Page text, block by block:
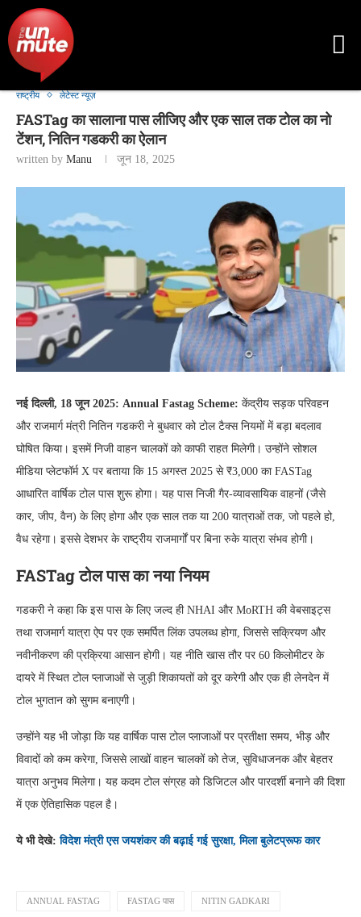
राष्ट्रीय लेटेस्ट न्यूज़
FASTag का सालाना पास लीजिए और एक साल तक टोल का नो
टेंशन, नितिन गडकरी का ऐलान
written by Manu जून 18, 2025
नई दिल्ली, 18 जून 2025: Annual Fastag Scheme: केंद्रीय सड़क परिवहन
और राजमार्ग मंत्री नितिन गडकरी ने बुधवार को टोल टैक्स नियमों में बड़ा बदलाव
घोषित किया। इसमें निजी वाहन चालकों को काफी राहत मिलेगी। उन्होंने सोशल
मीडिया प्लेटफॉर्म X पर बताया कि 15 अगस्त 2025 से ₹3,000 का FASTag
आधारित वार्षिक टोल पास शुरू होगा। यह पास निजी गैर-व्यावसायिक वाहनों (जैसे
कार, जीप, वैन) के लिए होगा और एक साल तक या 200 यात्राओं तक, जो पहले हो,
वैध रहेगा। इससे देशभर के राष्ट्रीय राजमार्गों पर बिना रुके यात्रा संभव होगी।
FASTag टोल पास का नया नियम
गडकरी ने कहा कि इस पास के लिए जल्द ही NHAI और MoRTH की वेबसाइट्स
तथा राजमार्ग यात्रा ऐप पर एक समर्पित लिंक उपलब्ध होगा, जिससे सक्रियण और
नवीनीकरण की प्रक्रिया आसान होगी। यह नीति खास तौर पर 60 किलोमीटर के
दायरे में स्थित टोल प्लाजाओं से जुड़ी शिकायतों को दूर करेगी और एक ही लेनदेन में
टोल भुगतान को सुगम बनाएगी।
उन्होंने यह भी जोड़ा कि यह वार्षिक पास टोल प्लाजाओं पर प्रतीक्षा समय, भीड़ और
विवादों को कम करेगा, जिससे लाखों वाहन चालकों को तेज, सुविधाजनक और बेहतर
यात्रा अनुभव मिलेगा। यह कदम टोल संग्रह को डिजिटल और पारदर्शी बनाने की दिशा
में एक ऐतिहासिक पहल है।
ये भी देखे:विदेश मंत्री एस जयशंकर की बढ़ाई गई सुरक्षा, मिला बुलेटप्रूफ कार
ANNUAL FASTAG FASTAG पास NITIN GADKARI